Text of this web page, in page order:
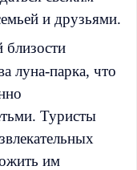
и друзьями.
близости
луна-парка, что
Туристы
им